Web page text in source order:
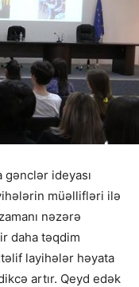
ideyası
müəllifləri ilə
nəzərə
daha təqdim
layihələr həyata
artır. Qeyd edək